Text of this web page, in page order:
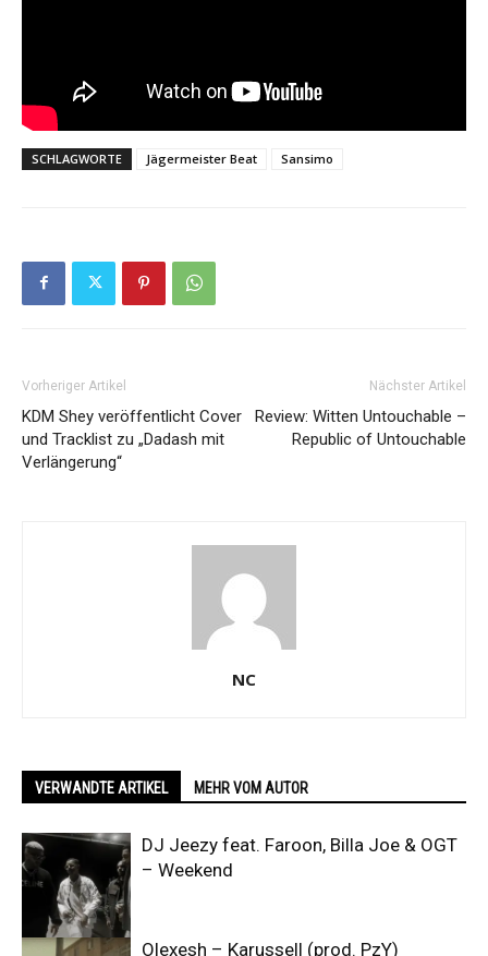
SCHLAGWORTE Jägermeister Beat Sansimo
Vorheriger Artikel
KDM Shey veröffentlicht Cover
und Tracklist zu „Dadash mit
Verlängerung“
Nächster Artikel
Review: Witten Untouchable –
Republic of Untouchable
NC
VERWANDTE ARTIKEL MEHR VOM AUTOR
DJ Jeezy feat. Faroon, Billa Joe & OGT
– Weekend
Olexesh – Karussell (prod. PzY)